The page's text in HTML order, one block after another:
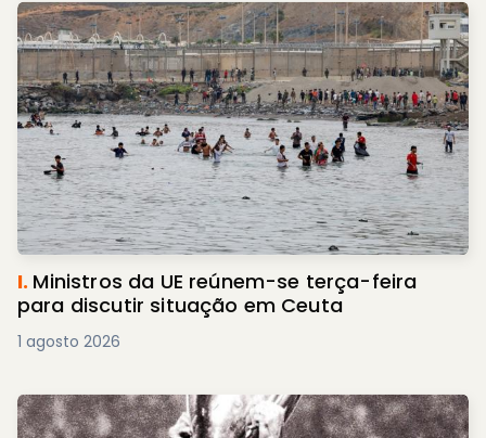
I. Ministros da UE reúnem-se terça-feira
para discutir situação em Ceuta
1 agosto 2026